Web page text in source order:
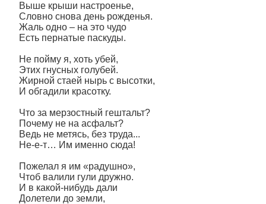
Выше крыши настроенье,
Словно снова день рожденья.
Жаль одно – на это чудо
Есть пернатые паскуды.
Не пойму я, хоть убей,
Этих гнусных голубей.
Жирной стаей нырь с высотки,
И обгадили красотку.
Что за мерзостный гештальт?
Почему не на асфальт?
Ведь не метясь, без труда...
Не-е-т… Им именно сюда!
Пожелал я им «радушно»,
Чтоб валили гули дружно.
И в какой-нибудь дали
Долетели до земли,